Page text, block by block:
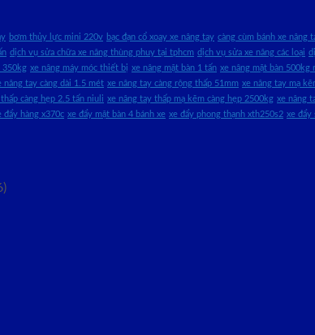
bơm thủy lực mini 220v bạc đạn cổ xoay xe nâng tay càng cùm bánh xe nâng
dịch vụ sửa chữa xe nâng thùng phuy tại tphcm dịch vụ sửa xe nâng các loại
350kg xe nâng máy móc thiết bị xe nâng mặt bàn 1 tấn xe nâng mặt bàn 500kg
nâng tay càng dài 1.5 mét xe nâng tay càng rộng thấp 51mm xe nâng tay mạ
càng hẹp 2.5 tấn niuli xe nâng tay thấp mạ kẽm càng hẹp 2500kg xe nâng
đẩy hàng x370c xe đẩy mặt bàn 4 bánh xe xe đẩy phong thạnh xth250s2 xe đẩy